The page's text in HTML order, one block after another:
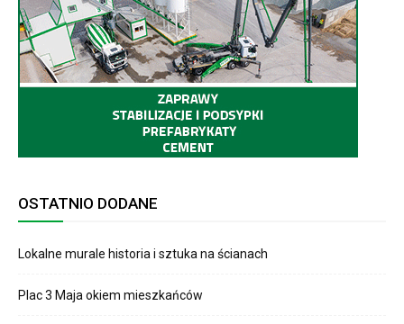
OSTATNIO DODANE
Lokalne murale historia i sztuka na ścianach
Plac 3 Maja okiem mieszkańców